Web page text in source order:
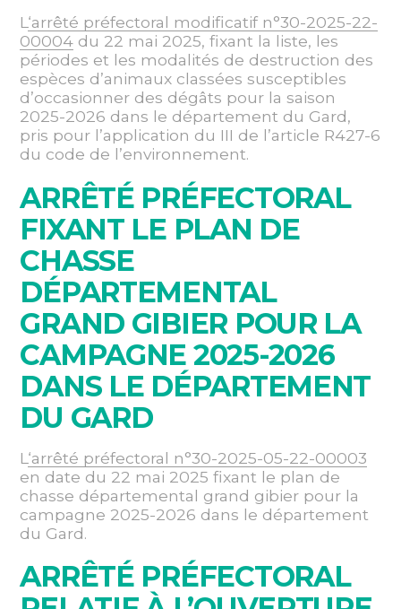
L‘arrêté préfectoral modificatif n°30-2025-22-
00004 du 22 mai 2025, fixant la liste, les
périodes et les modalités de destruction des
espèces d’animaux classées susceptibles
d’occasionner des dégâts pour la saison
2025-2026 dans le département du Gard,
pris pour l’application du III de l’article R427-6
du code de l’environnement.
ARRÊTÉ PRÉFECTORAL
FIXANT LE PLAN DE
CHASSE
DÉPARTEMENTAL
GRAND GIBIER POUR LA
CAMPAGNE 2025-2026
DANS LE DÉPARTEMENT
DU GARD
L ‘arrêté préfectoral n°30-2025-05-22-00003
en date du 22 mai 2025 fixant le plan de
chasse départemental grand gibier pour la
campagne 2025-2026 dans le département
du Gard.
ARRÊTÉ PRÉFECTORAL